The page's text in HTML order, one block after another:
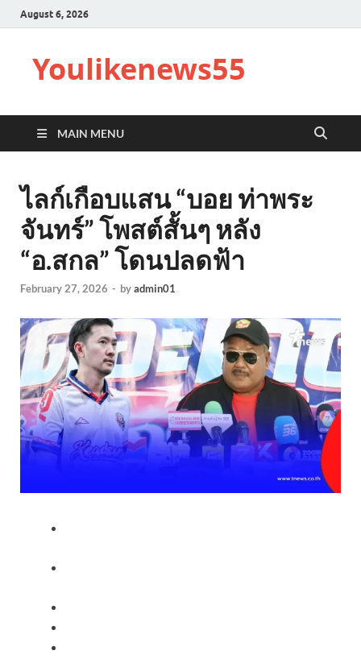
August 6, 2026
Youlikenews55
MAIN MENU
ไลก์เกือบแสน “บอย ท่าพระ
จันทร์” โพสต์สั้นๆ หลัง
“อ.สกล” โดนปลดฟ้า
February 27, 2026 - byadmin01